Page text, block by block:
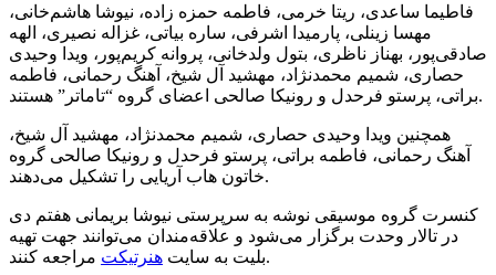
فاطیما ساعدی، ریتا خرمی، فاطمه حمزه زاده، نیوشا هاشم‌خانی،
مهسا زینلی، پارمیدا اشرفی، ساره بیاتی، غزاله نصیری، الهه
صادقی‌پور، بهناز ناظری، بتول ولدخانی، پروانه کریم‌پور، ویدا وحیدی
حصاری، شمیم محمد‌نژاد، مهشید آل شیخ، آهنگ رحمانی، فاطمه
براتی، پرستو فرحدل و رونیکا صالحی اعضای گروه “تاماتر” هستند.
همچنین ویدا وحیدی حصاری، شمیم محمد‌نژاد، مهشید آل شیخ،
آهنگ رحمانی، فاطمه براتی، پرستو فرحدل و رونیکا صالحی گروه
خاتون هاب آریایی را تشکیل می‌دهند.
کنسرت گروه موسیقی نوشه به سرپرستی نیوشا بریمانی هفتم دی
در تالار وحدت برگزار می‌شود و علاقه‌مندان می‌توانند جهت تهیه
بلیت به سایت هنرتیکت مراجعه کنند.